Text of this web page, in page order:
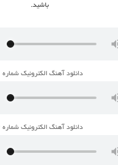
باشید.
دانلود آهنگ الکترونیک شماره ۱
دانلود آهنگ الکترونیک شماره ۲